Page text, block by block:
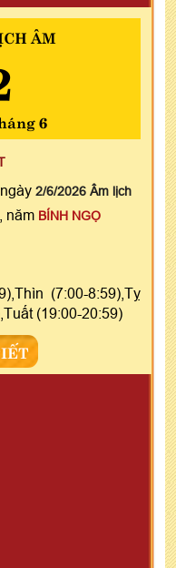
ÂM
6
2/6/2026 Âm lịch
, năm BÍNH NGỌ
(7:00-8:59),Tỵ
(19:00-20:59)